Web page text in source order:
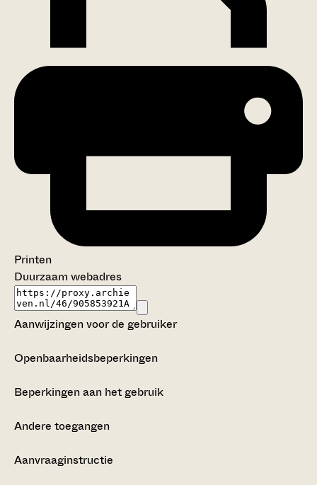
Printen
Duurzaam webadres
Aanwijzingen voor de gebruiker
Openbaarheidsbeperkingen
Beperkingen aan het gebruik
Andere toegangen
Aanvraaginstructie